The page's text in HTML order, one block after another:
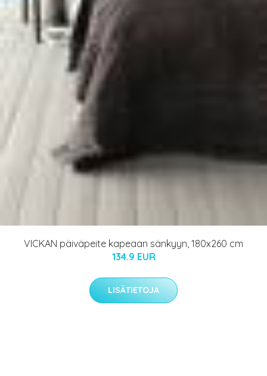
VICKAN päiväpeite kapeaan sänkyyn, 180x260 cm
134.9 EUR
LISÄTIETOJA